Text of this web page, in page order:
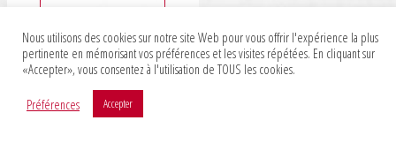
Nous utilisons des cookies sur notre site Web pour vous offrir l'expérience la plus
pertinente en mémorisant vos préférences et les visites répétées. En cliquant sur
«Accepter», vous consentez à l'utilisation de TOUS les cookies.
Préférences
Accepter